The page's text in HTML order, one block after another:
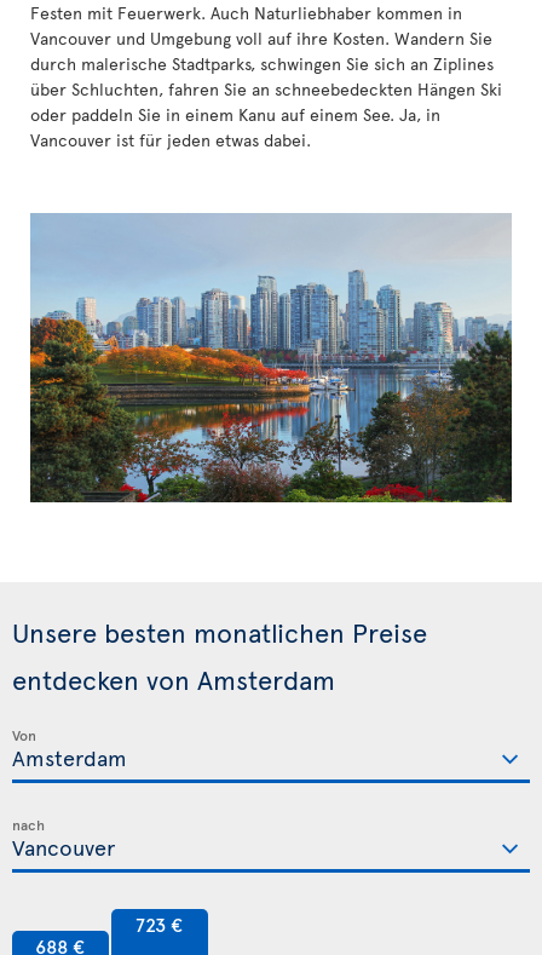
Festen mit Feuerwerk. Auch Naturliebhaber kommen in
Vancouver und Umgebung voll auf ihre Kosten. Wandern Sie
durch malerische Stadtparks, schwingen Sie sich an Ziplines
über Schluchten, fahren Sie an schneebedeckten Hängen Ski
oder paddeln Sie in einem Kanu auf einem See. Ja, in
Vancouver ist für jeden etwas dabei.
Unsere besten monatlichen Preise
entdecken von Amsterdam
Von
nach
688 €
723 €